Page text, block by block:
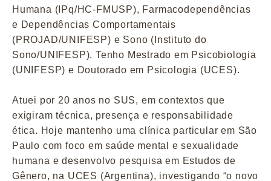
Humana (IPq/HC-FMUSP), Farmacodependências
e Dependências Comportamentais
(PROJAD/UNIFESP) e Sono (Instituto do
Sono/UNIFESP). Tenho Mestrado em Psicobiologia
(UNIFESP) e Doutorado em Psicologia (UCES).
Atuei por 20 anos no SUS, em contextos que
exigiram técnica, presença e responsabilidade
ética. Hoje mantenho uma clínica particular em São
Paulo com foco em saúde mental e sexualidade
humana e desenvolvo pesquisa em Estudos de
Gênero, na UCES (Argentina), investigando “o novo